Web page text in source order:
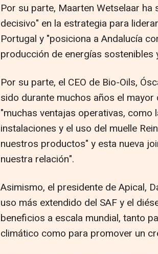
Por su parte, Maarten Wetselaar
decisivo" en la estrategia para
Portugal y "posiciona a Andalucía
producción de energías sostenibles
Por su parte, el CEO de Bio-Oils,
sido durante muchos años el
"muchas ventajas operativas, como
instalaciones y el uso del muelle
nuestros productos" y esta nueva
nuestra relación".
Asimismo, el presidente de Apical,
uso más extendido del SAF y el
beneficios a escala mundial, tanto
climático como para promover un